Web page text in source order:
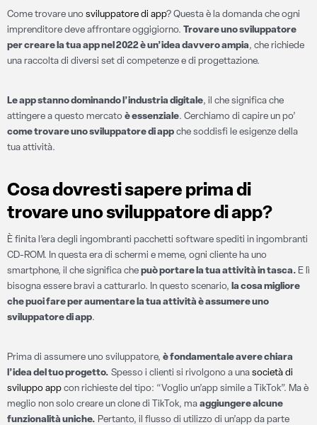
Come trovare uno sviluppatore di app? Questa è la domanda che ogni
imprenditore deve affrontare oggigiorno. Trovare uno sviluppatore
per creare la tua app nel 2022 è un’idea davvero ampia, che richiede
una raccolta di diversi set di competenze e di progettazione.
Le app stanno dominando l’industria digitale, il che significa che
attingere a questo mercato è essenziale. Cerchiamo di capire un po’
come trovare uno sviluppatore di app che soddisfi le esigenze della
tua attività.
Cosa dovresti sapere prima di
trovare uno sviluppatore di app?
È finita l’era degli ingombranti pacchetti software spediti in ingombranti
CD-ROM. In questa era di schermi e meme, ogni cliente ha uno
smartphone, il che significa che può portare la tua attività in tasca. E lì
bisogna essere bravi a catturarlo. In questo scenario, la cosa migliore
che puoi fare per aumentare la tua attività è assumere uno
sviluppatore di app.
Prima di assumere uno sviluppatore, è fondamentale avere chiara
l’idea del tuo progetto. Spesso i clienti si rivolgono a una società di
sviluppo app con richieste del tipo: “Voglio un’app simile a TikTok”. Ma è
meglio non solo creare un clone di TikTok, ma aggiungere alcune
funzionalità uniche. Pertanto, il flusso di utilizzo di un’app da parte